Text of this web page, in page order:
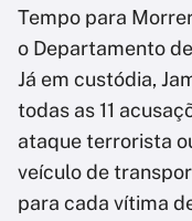
Tempo para
o Departamento
Já em custódia,
todas as 11
ataque terrorista
veículo de
para cada vítima